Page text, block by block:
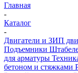
Главная
-
Каталог
-
Двигатели и ЗИП
Подъемники
для арматуры
бетоном и стяжками